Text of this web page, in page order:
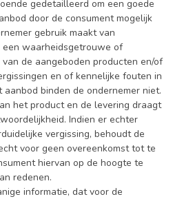
gedetailleerd om een goede
door de consument mogelijk
gebruik maakt van
een waarheidsgetrouwe of
de aangeboden producten en/of
en of kennelijke fouten in
binden de ondernemer niet.
het product en de levering draagt
Indien er echter
vergissing, behoudt de
voor geen overeenkomst tot te
hiervan op de hoogte te
redenen.
informatie, dat voor de